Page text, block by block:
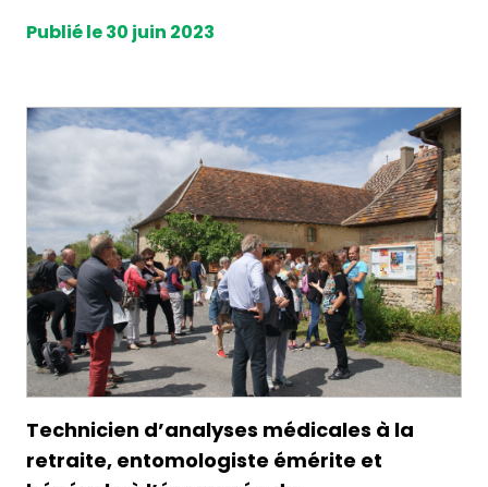
Publié le 30 juin 2023
Technicien d’analyses médicales à la
retraite, entomologiste émérite et